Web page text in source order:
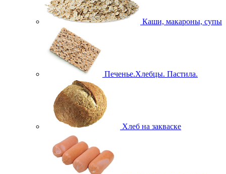
Каши, макароны, супы
Печенье.Хлебцы. Пастила.
Хлеб на закваске